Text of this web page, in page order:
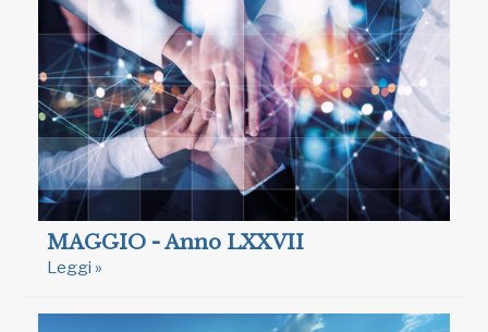
MAGGIO - Anno LXXVII
Leggi »